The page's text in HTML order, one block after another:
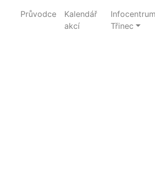
Průvodce
Kalendář
akcí
Infocentrum
Třinec